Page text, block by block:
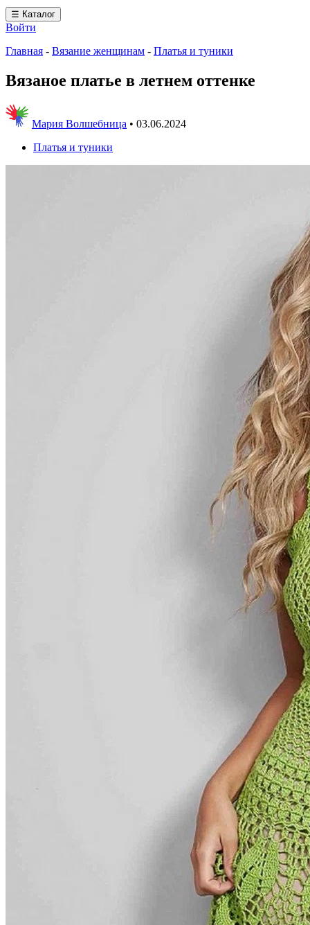
☰ Каталог
Войти
Главная - Вязание женщинам - Платья и туники
Вязаное платье в летнем оттенке
Мария Волшебница • 03.06.2024
Платья и туники